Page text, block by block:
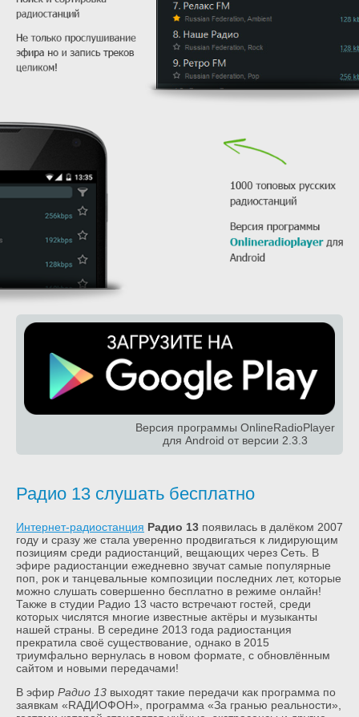
Версия программы OnlineRadioPlayer
для Android от версии 2.3.3
Радио 13 слушать бесплатно
Интернет-радиостанция Радио 13 появилась в далёком 2007
году и сразу же стала уверенно продвигаться к лидирующим
позициям среди радиостанций, вещающих через Сеть. В
эфире радиостанции ежедневно звучат самые популярные
поп, рок и танцевальные композиции последних лет, которые
можно слушать совершенно бесплатно в режиме онлайн!
Также в студии Радио 13 часто встречают гостей, среди
которых числятся многие известные актёры и музыканты
нашей страны. В середине 2013 года радиостанция
прекратила своё существование, однако в 2015
триумфально вернулась в новом формате, с обновлённым
сайтом и новыми передачами!
В эфир Радио 13 выходят такие передачи как программа по
заявкам «RAДИОФОН», программа «За гранью реальности»,